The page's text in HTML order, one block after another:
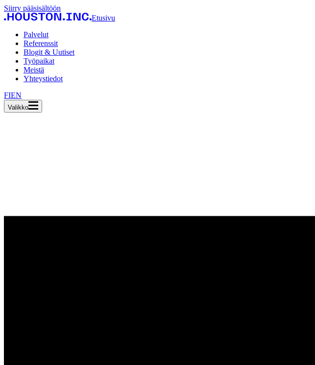
Siirry pääsisältöön
Etusivu
Palvelut
Referenssit
Blogit & Uutiset
Työpaikat
Meistä
Yhteystiedot
FIEN
Valikko